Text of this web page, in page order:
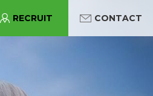
RECRUIT CONTACT
駅診療所